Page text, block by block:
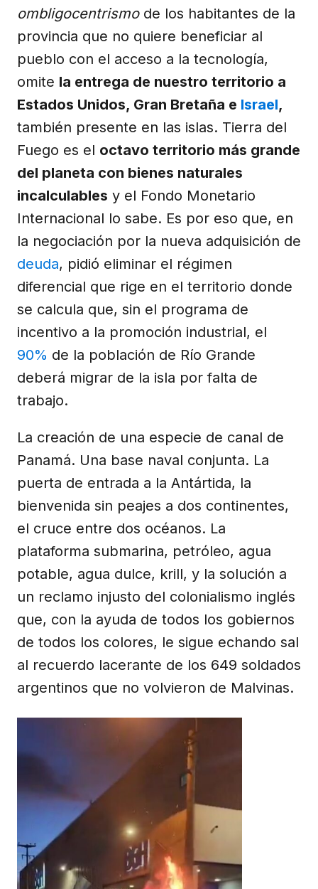
ombligocentrismo de los habitantes de la
provincia que no quiere beneficiar al
pueblo con el acceso a la tecnología,
omite la entrega de nuestro territorio a
Estados Unidos, Gran Bretaña e Israel,
también presente en las islas. Tierra del
Fuego es el octavo territorio más grande
del planeta con bienes naturales
incalculables y el Fondo Monetario
Internacional lo sabe. Es por eso que, en
la negociación por la nueva adquisición de
deuda, pidió eliminar el régimen
diferencial que rige en el territorio donde
se calcula que, sin el programa de
incentivo a la promoción industrial, el
90% de la población de Río Grande
deberá migrar de la isla por falta de
trabajo.
La creación de una especie de canal de
Panamá. Una base naval conjunta. La
puerta de entrada a la Antártida, la
bienvenida sin peajes a dos continentes,
el cruce entre dos océanos. La
plataforma submarina, petróleo, agua
potable, agua dulce, krill, y la solución a
un reclamo injusto del colonialismo inglés
que, con la ayuda de todos los gobiernos
de todos los colores, le sigue echando sal
al recuerdo lacerante de los 649 soldados
argentinos que no volvieron de Malvinas.